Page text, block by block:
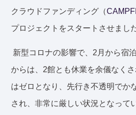
クラウドファンディング（
プロジェクトをスタートさせまし
新型コロナの影響で、2月から宿
からは、2館とも休業を余儀なく
はゼロとなり、先行き不透明でか
され、非常に厳しい状況となって